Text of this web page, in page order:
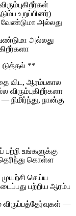
உறுப்பினர்)
வேண்டுமா அல்லது
அல்லது
**
விட, ஆரம்பகால
விரும்புகிறீர்களா
நிமிர்ந்து, நான்கு
உங்களுக்கு
கொள்ள
செய்ய
பற்றிய ஆரம்ப
விருப்பத்தேர்வுகள் —